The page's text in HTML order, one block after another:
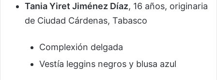
Tania Yiret Jiménez Díaz, 16 años, originaria
de Ciudad Cárdenas, Tabasco
Complexión delgada
Vestía leggins negros y blusa azul